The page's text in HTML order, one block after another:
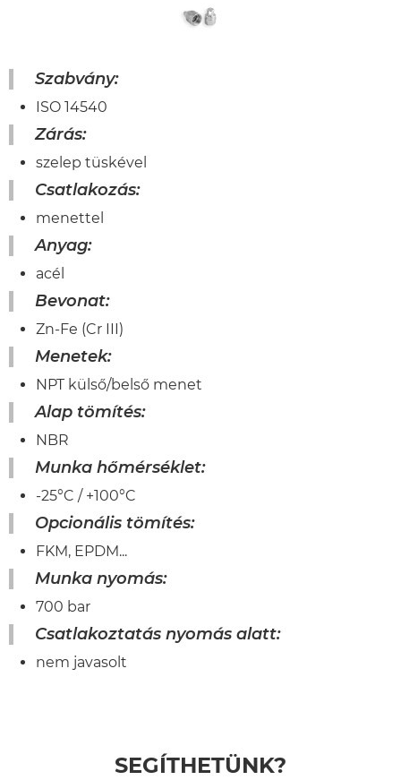
Szabvány:
ISO 14540
Zárás:
szelep tüskével
Csatlakozás:
menettel
Anyag:
acél
Bevonat:
Zn-Fe (Cr III)
Menetek:
NPT külső/belső menet
Alap tömítés:
NBR
Munka hőmérséklet:
-25°C / +100°C
Opcionális tömítés:
FKM, EPDM...
Munka nyomás:
700 bar
Csatlakoztatás nyomás alatt:
nem javasolt
SEGÍTHETÜNK?